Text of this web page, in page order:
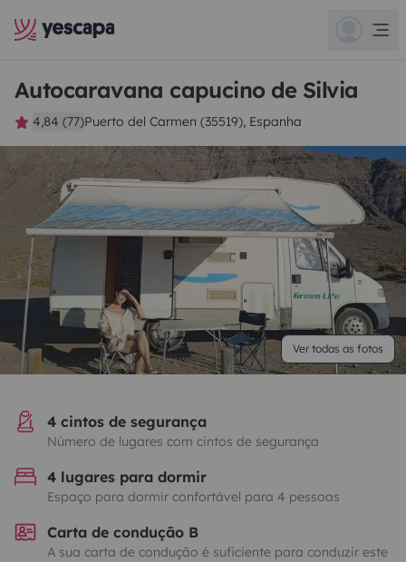
Autocaravana capucino de Silvia
4,84 (77)Puerto del Carmen (35519), Espanha
Ver todas as fotos
4 cintos de segurança
Número de lugares com cintos de segurança
4 lugares para dormir
Espaço para dormir confortável para 4 pessoas
Carta de condução B
A sua carta de condução é suficiente para conduzir este